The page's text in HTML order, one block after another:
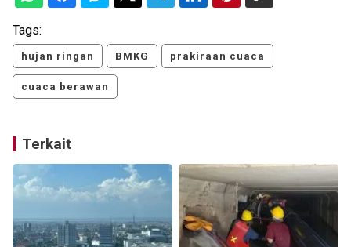
Tags:
hujan ringan BMKG prakiraan cuaca
cuaca berawan
Terkait